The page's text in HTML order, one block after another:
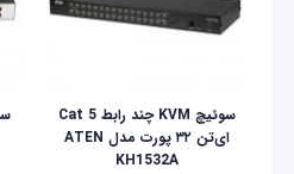
سوئیچ KVM چند رابط Cat 5
ای‌تن ۳۲ پورت مدل ATEN
KH1532A